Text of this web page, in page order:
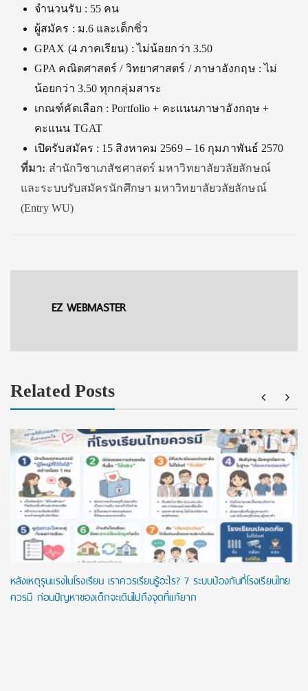
จำนวนรับ : 55 คน
ผู้สมัคร : ม.6 และเด็กซิ่ว
GPAX (4 ภาคเรียน) : ไม่น้อยกว่า 3.50
GPA คณิตศาสตร์ / วิทยาศาสตร์ / ภาษาอังกฤษ : ไม่
น้อยกว่า 3.50 ทุกกลุ่มสาระ
เกณฑ์คัดเลือก : Portfolio + คะแนนภาษาอังกฤษ +
คะแนน TGAT
เปิดรับสมัคร : 15 สิงหาคม 2569 – 16 กุมภาพันธ์ 2570
ที่มา: สำนักวิชาเภสัชศาสตร์ มหาวิทยาลัยวลัยลักษณ์
และระบบรับสมัครนักศึกษา มหาวิทยาลัยวลัยลักษณ์
(Entry WU)
EZ WEBMASTER
Related Posts
หลังเหตุรุนแรงในโรงเรียน เราควรเรียนรู้อะไร? 7 ระบบป้องกันที่โรงเรียนไทย
ควรมี ก่อนปัญหาของเด็กจะเดินไปถึงจุดที่แก้ยาก